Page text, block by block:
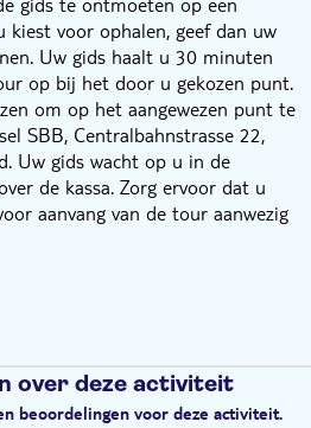
kiest voor ophalen, geef dan uw
Uw gids haalt u 30 minuten
op bij het door u gekozen punt.
om op het aangewezen punt te
SBB, Centralbahnstrasse 22,
Uw gids wacht op u in de
de kassa. Zorg ervoor dat u
aanvang van de tour aanwezig
over deze activiteit
beoordelingen voor deze activiteit.